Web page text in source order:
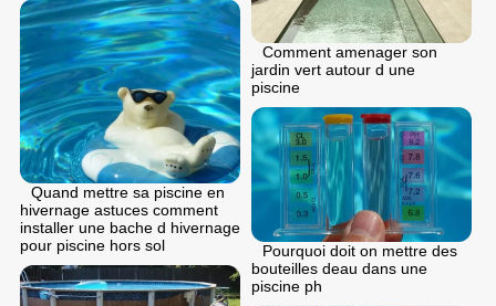
Comment amenager son
jardin vert autour d une
piscine
Quand mettre sa piscine en
hivernage astuces comment
installer une bache d hivernage
pour piscine hors sol
Pourquoi doit on mettre des
bouteilles deau dans une
piscine ph